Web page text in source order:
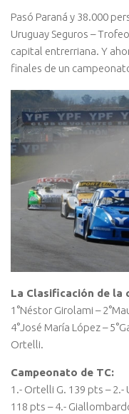
Pasó Paraná y 38.000
Uruguay Seguros –
capital entrerriana. Y
finales de un
La Clasificación de la
1°Néstor Girolami –
4°José María López –
Ortelli.
Campeonato de TC:
1.- Ortelli G. 139 pts – 2.-
118 pts – 4.-